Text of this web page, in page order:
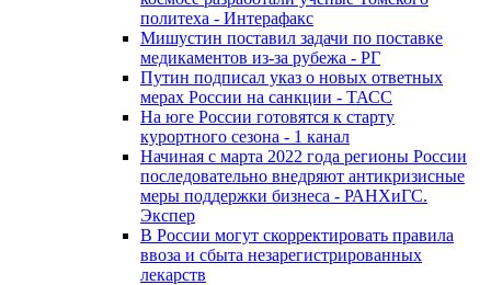
политеха - Интерафакс
Мишустин поставил задачи по поставке
медикаментов из-за рубежа - РГ
Путин подписал указ о новых ответных
мерах России на санкции - ТАСС
На юге России готовятся к старту
курортного сезона - 1 канал
Начиная с марта 2022 года регионы России
последовательно внедряют антикризисные
меры поддержки бизнеса - РАНХиГС.
Экспер
В России могут скорректировать правила
ввоза и сбыта незарегистрированных
лекарств